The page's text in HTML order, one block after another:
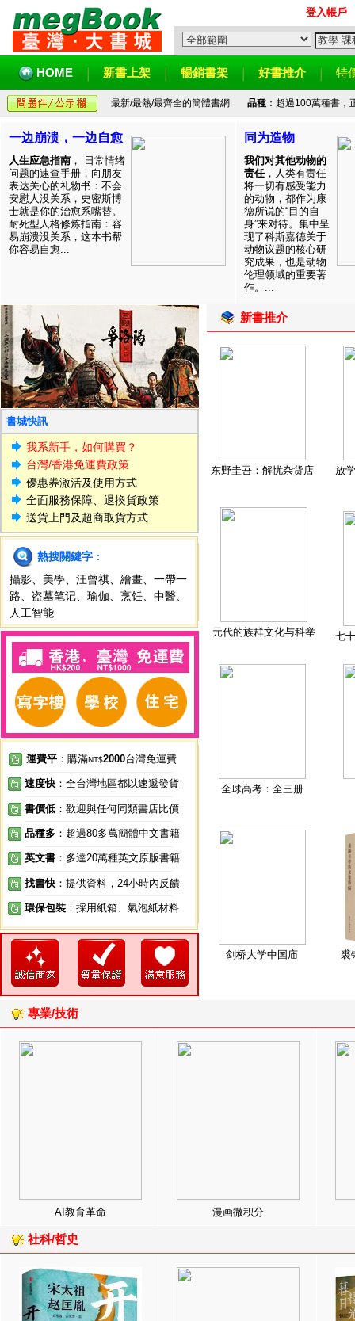
登入帳戶
HOME 新書上架 暢銷書架 好書推介 特
最新/最熱/最齊全的簡體書網 品種：超過100萬種書，
一边崩溃，一边自愈
人生应急指南 ， 日常情绪
问题的速查手册，向朋友
表达关心的礼物书：不会
安慰人没关系，史密斯博
士就是你的治愈系嘴替。
耐死型人格修炼指南：容
易崩溃没关系，这本书帮
你容易自愈...
同为造物
我们对其他动物的
责任，人类有责任
将一切有感受能力
的动物，都作为康
德所说的“目的自
身”来对待。集中呈
现了科斯嘉德关于
动物议题的核心研
究成果，也是动物
伦理领域的重要著
作。...
書城快訊
我系新手，如何購買？
台灣/香港免運費政策
優惠券激活及使用方式
全面服務保障、退換貨政策
送貨上門及超商取貨方式
熱搜關鍵字 ：
攝影
美學 汪曾祺 繪畫
一帶一
路
盗墓笔记 瑜伽 烹饪 中醫
人工智能
運費平 ：購滿NT$2000台灣免運費
速度快 ：全台灣地區都以速遞發貨
書價低 ：歡迎與任何同類書店比價
品種多 ：超過80多萬簡體中文書籍
英文書 ：多達20萬種英文原版書籍
找書快 ：提供資料，24小時內反饋
環保包裝 ：採用紙箱、氣泡紙材料
新書推介
东野圭吾：解忧杂货店 放
元代的族群文化与科举 七
全球高考：全三册
剑桥大学中国庙 裘
專業/技術
AI教育革命 漫画微积分
社科/哲史